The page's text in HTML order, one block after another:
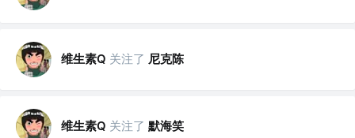
维生素Q 关注了 尼克陈
维生素Q 关注了 默海笑